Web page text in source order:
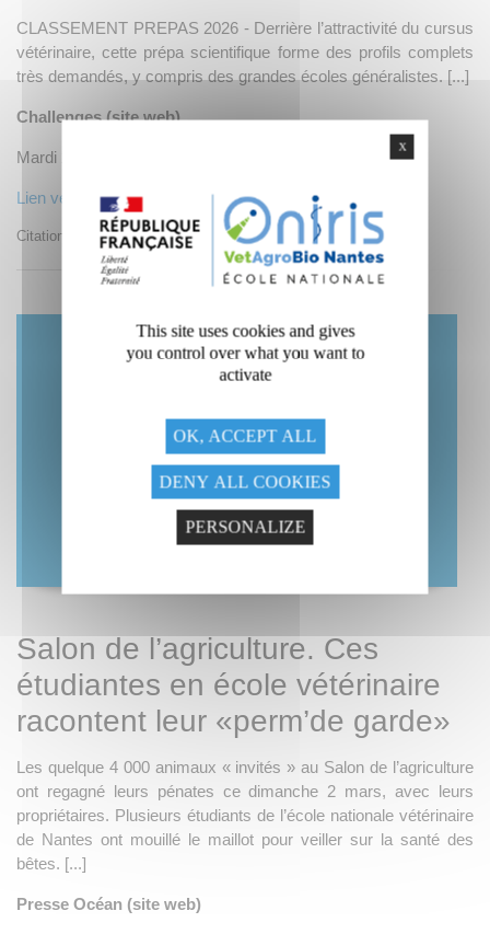
CLASSEMENT PREPAS 2026 - Derrière l’attractivité du cursus
vétérinaire, cette prépa scientifique forme des profils complets
très demandés, y compris des grandes écoles généralistes. [...]
Challenges (site web)
Mardi 27 janvier 2026
Lien vers l'article en ligne
Citations : Laurence Deflesselle, Oniris Nantes, ENV Nantes.
Salon de l’agriculture. Ces
étudiantes en école vétérinaire
racontent leur «perm’de garde»
Les quelque 4 000 animaux « invités » au Salon de l’agriculture
ont regagné leurs pénates ce dimanche 2 mars, avec leurs
propriétaires. Plusieurs étudiants de l’école nationale vétérinaire
de Nantes ont mouillé le maillot pour veiller sur la santé des
bêtes. [...]
Presse Océan (site web)
X
This site uses cookies and gives
you control over what you want to
activate
OK, ACCEPT ALL
DENY ALL COOKIES
PERSONALIZE